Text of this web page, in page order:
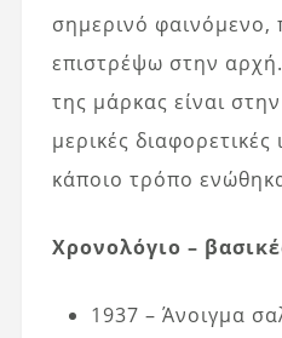
σημερινό φαινόμενο,
επιστρέψω στην
της μάρκας είναι
μερικές
κάποιο τρόπο
Χρονολόγιο –
1937 – Άνοιγμα